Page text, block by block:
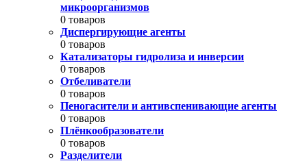
микроорганизмов
0 товаров
Диспергирующие агенты
0 товаров
Катализаторы гидролиза и инверсии
0 товаров
Отбеливатели
0 товаров
Пеногасители и антивспенивающие агенты
0 товаров
Плёнкообразователи
0 товаров
Разделители